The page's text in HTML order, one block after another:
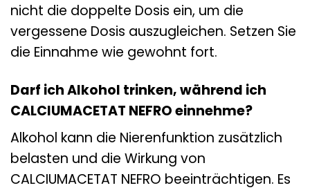
nicht die doppelte Dosis ein, um die
vergessene Dosis auszugleichen. Setzen Sie
die Einnahme wie gewohnt fort.
Darf ich Alkohol trinken, während ich
CALCIUMACETAT NEFRO einnehme?
Alkohol kann die Nierenfunktion zusätzlich
belasten und die Wirkung von
CALCIUMACETAT NEFRO beeinträchtigen. Es